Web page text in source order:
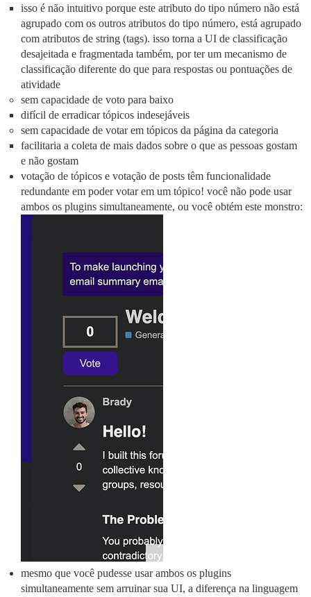
isso é não intuitivo porque este atributo do tipo número não está
agrupado com os outros atributos do tipo número, está agrupado
com atributos de string (tags). isso torna a UI de classificação
desajeitada e fragmentada também, por ter um mecanismo de
classificação diferente do que para respostas ou pontuações de
atividade
sem capacidade de voto para baixo
difícil de erradicar tópicos indesejáveis
sem capacidade de votar em tópicos da página da categoria
facilitaria a coleta de mais dados sobre o que as pessoas gostam
e não gostam
votação de tópicos e votação de posts têm funcionalidade
redundante em poder votar em um tópico! você não pode usar
ambos os plugins simultaneamente, ou você obtém este monstro:
mesmo que você pudesse usar ambos os plugins
simultaneamente sem arruinar sua UI, a diferença na linguagem